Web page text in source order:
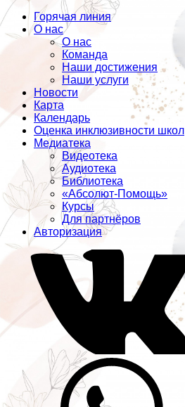
Горячая линия
О нас
О нас
Команда
Наши достижения
Наши услуги
Новости
Карта
Календарь
Оценка инклюзивности школ
Медиатека
Видеотека
Аудиотека
Библиотека
«Абсолют-Помощь»
Курсы
Для партнёров
Авторизация